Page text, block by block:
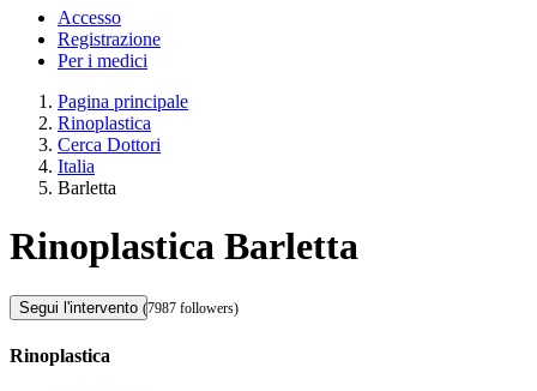
Accesso
Registrazione
Per i medici
Pagina principale
Rinoplastica
Cerca Dottori
Italia
Barletta
Rinoplastica Barletta
Segui l'intervento (7987 followers)
Rinoplastica